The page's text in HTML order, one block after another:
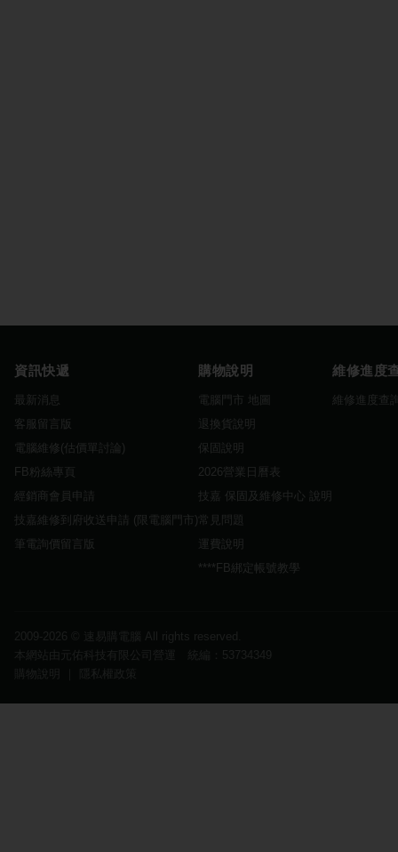
資訊快遞
最新消息
客服留言版
電腦維修(估價單討論)
FB粉絲專頁
經銷商會員申請
技嘉維修到府收送申請 (限電腦門市)
筆電詢價留言版
購物說明
電腦門市 地圖
退換貨說明
保固說明
2026營業日曆表
技嘉 保固及維修中心 說明
常見問題
運費說明
****FB綁定帳號教學
維修進度
維修進度查